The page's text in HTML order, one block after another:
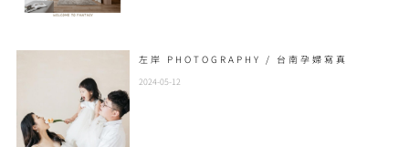
左岸 PHOTOGRAPHY / 台南孕婦寫真
2024-05-12